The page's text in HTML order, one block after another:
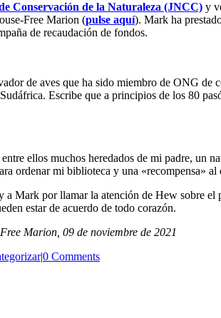
Conservación de la Naturaleza (JNCC) y
Free Marion (pulse aquí). Mark ha
de recaudación de fondos.
de aves que ha sido miembro de ONG
Escribe que a principios de los 80
ellos muchos heredados de mi padre,
ordenar mi biblioteca y una «recompensa»
Mark por llamar la atención de Hew sobre
estar de acuerdo de todo corazón.
Marion, 09 de noviembre de 2021
|0 Comments